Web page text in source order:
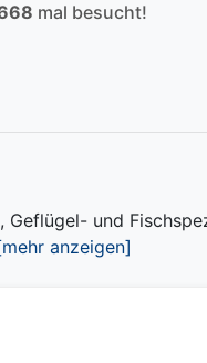
mal besucht!
und
anzeigen]